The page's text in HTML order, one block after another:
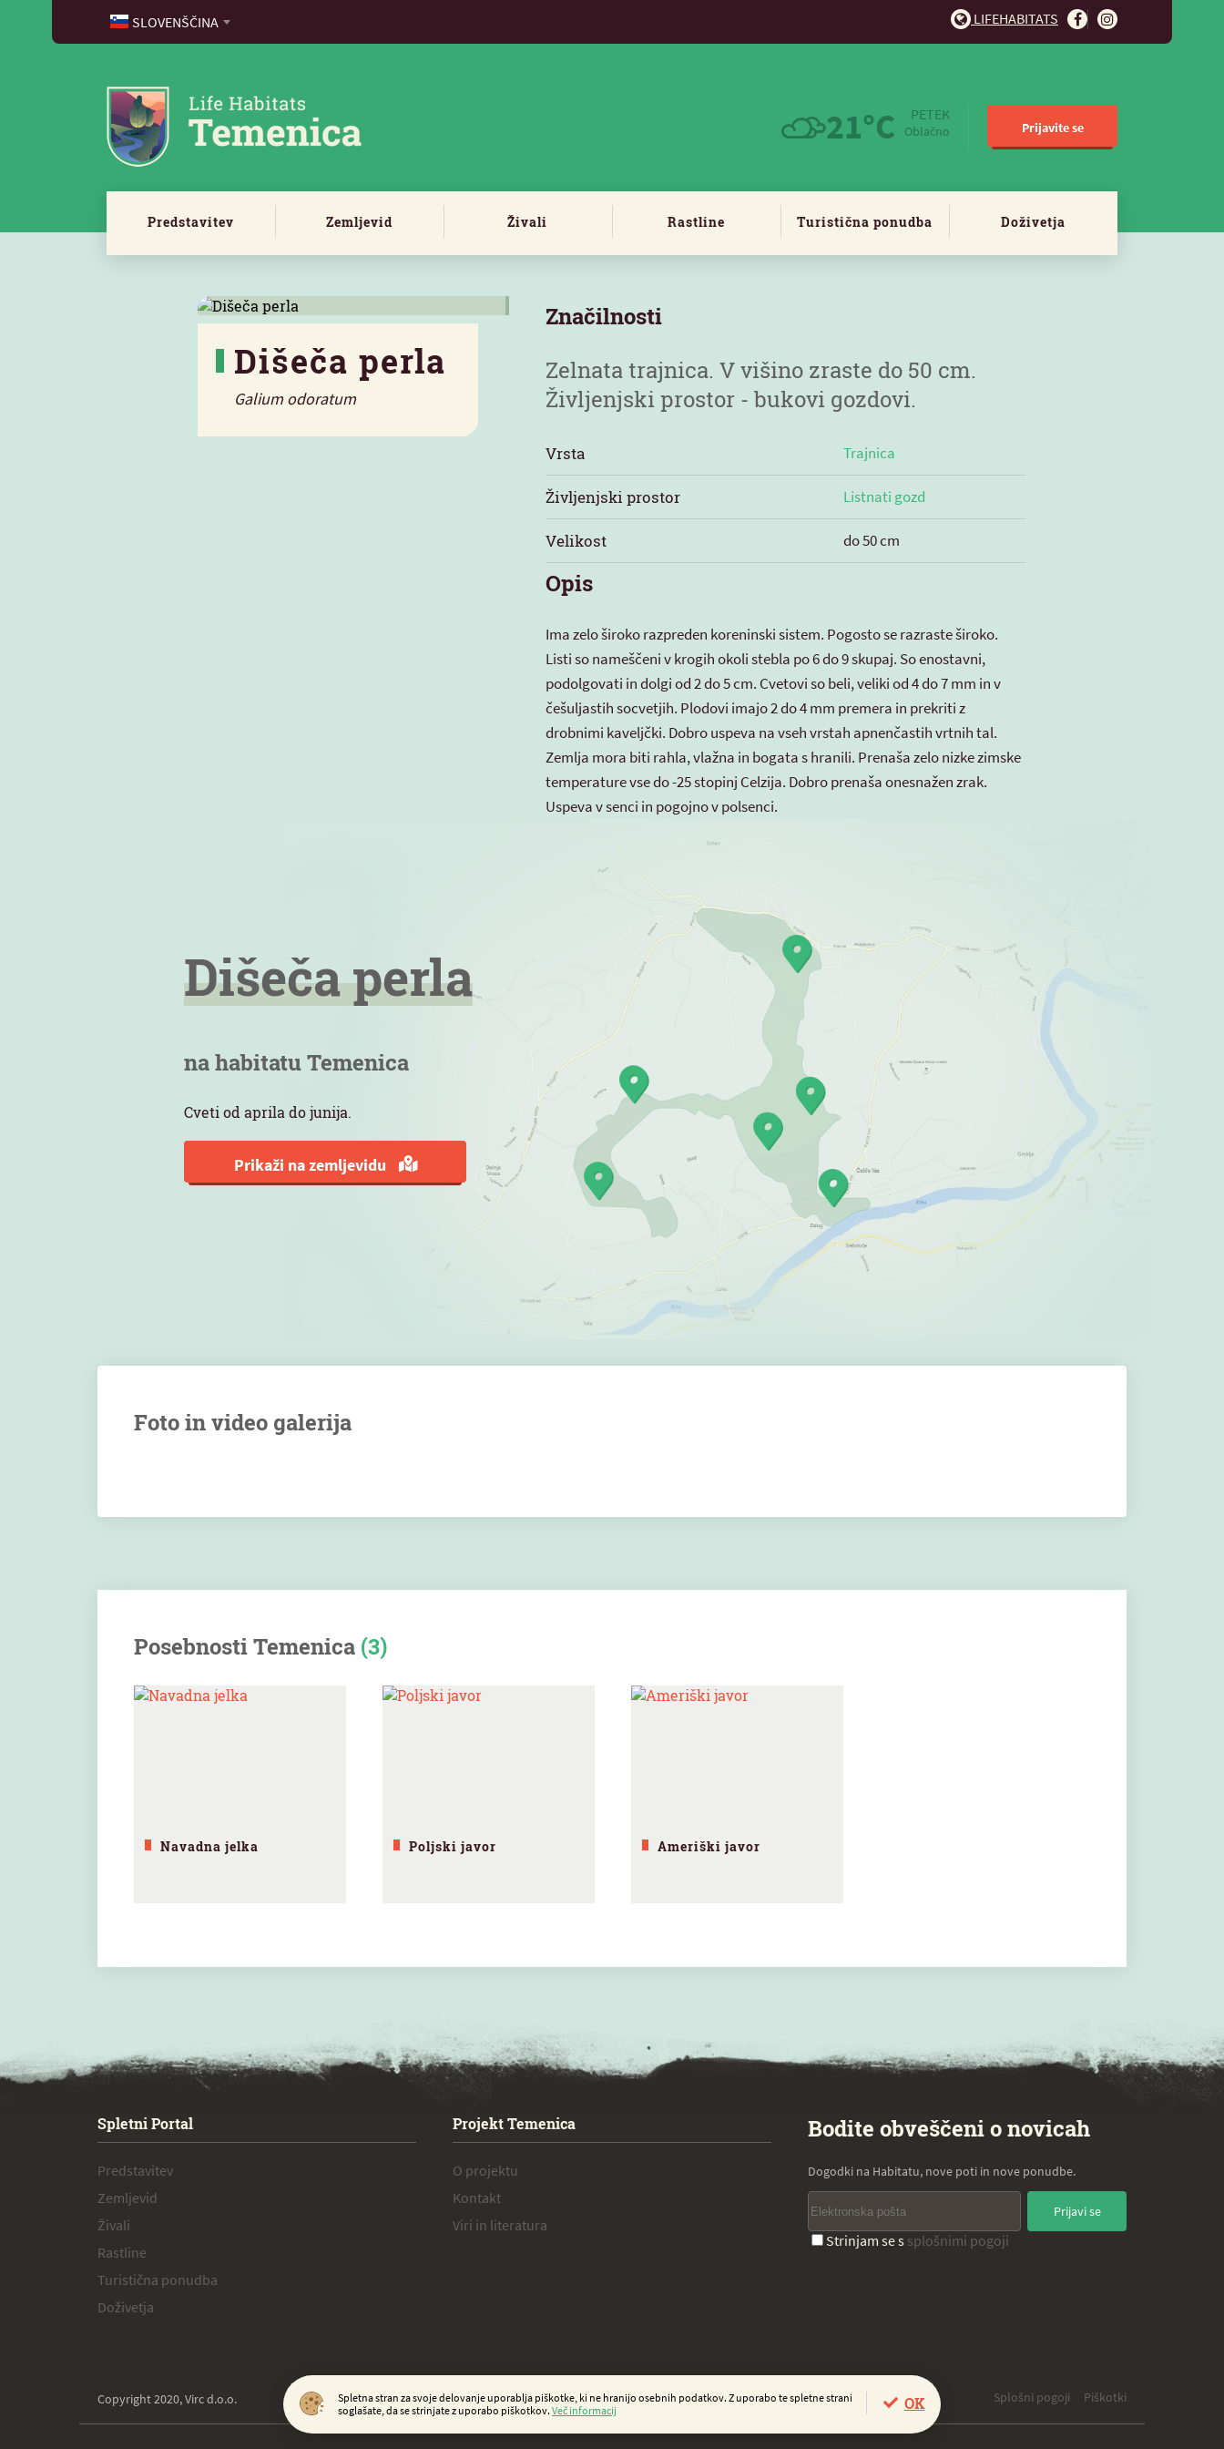
SLOVENŠČINA LIFEHABITATS
21°C PETEK
Oblačno Prijavite se
Predstavitev Zemljevid Živali Rastline Turistična ponudba Doživetja
Dišeča perla
Galium odoratum
Značilnosti
Zelnata trajnica. V višino zraste do 50 cm.
Življenjski prostor - bukovi gozdovi.
Vrsta Trajnica
Življenjski prostor Listnati gozd
Velikost do 50 cm
Opis
Ima zelo široko razpreden koreninski sistem. Pogosto se razraste široko.
Listi so nameščeni v krogih okoli stebla po 6 do 9 skupaj. So enostavni,
podolgovati in dolgi od 2 do 5 cm. Cvetovi so beli, veliki od 4 do 7 mm in v
češuljastih socvetjih. Plodovi imajo 2 do 4 mm premera in prekriti z
drobnimi kaveljčki. Dobro uspeva na vseh vrstah apnenčastih vrtnih tal.
Zemlja mora biti rahla, vlažna in bogata s hranili. Prenaša zelo nizke zimske
temperature vse do -25 stopinj Celzija. Dobro prenaša onesnažen zrak.
Uspeva v senci in pogojno v polsenci.
Dišeča perla
na habitatu Temenica
Cveti od aprila do junija.
Prikaži na zemljevidu
Foto in video galerija
Posebnosti Temenica (3)
Navadna jelka Poljski javor Ameriški javor
OK
Spletna stran za svoje delovanje uporablja piškotke, ki ne hranijo osebnih podatkov. Z uporabo te spletne strani
soglašate, da se strinjate z uporabo piškotkov. Več informacij
Spletni Portal
Predstavitev
Zemljevid
Živali
Rastline
Turistična ponudba
Doživetja
Projekt Temenica
O projektu
Kontakt
Viri in literatura
Bodite obveščeni o novicah
Dogodki na Habitatu, nove poti in nove ponudbe.
Prijavi se
Strinjam se s splošnimi pogoji
Copyright 2020, Virc d.o.o. Splošni pogoji Piškotki